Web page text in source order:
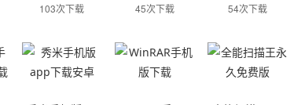
103次下载 45次下载 54次下载